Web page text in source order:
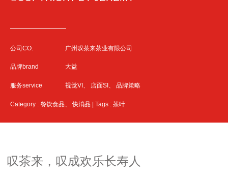
公司CO. 广州叹茶来茶业有限公司
品牌brand 大益
服务service 视觉VI、 店面SI、 品牌策略
Category : 餐饮食品、 快消品 | Tags : 茶叶
叹茶来，叹成欢乐长寿人